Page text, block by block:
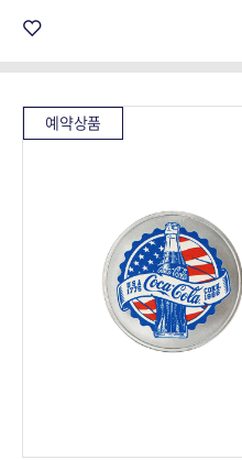
예약상품